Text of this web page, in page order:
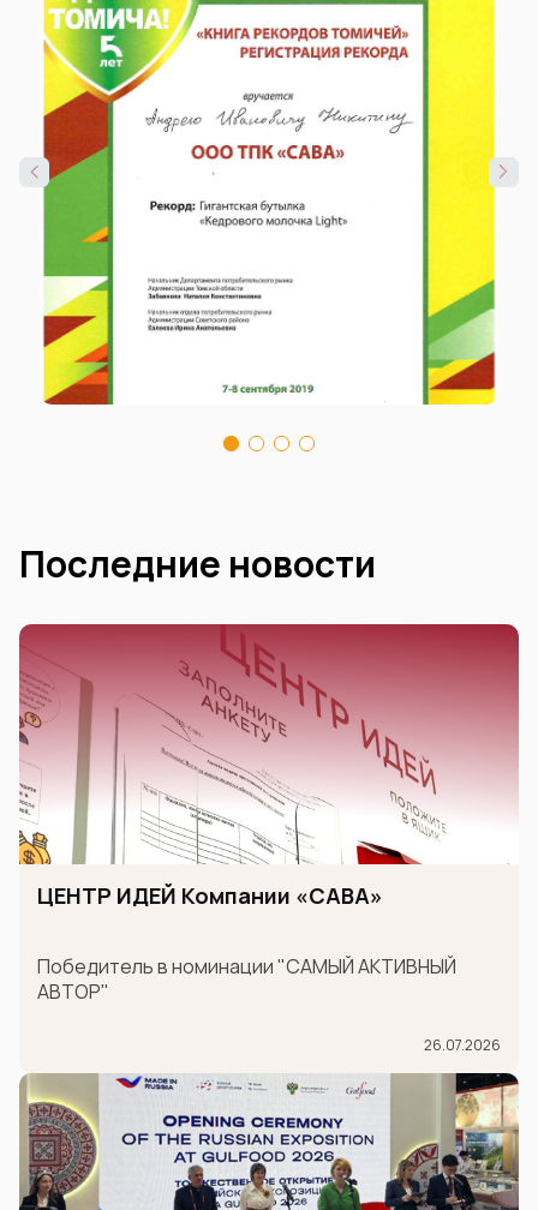
Последние новости
ЦЕНТР ИДЕЙ Компании «САВА»
Победитель в номинации "САМЫЙ АКТИВНЫЙ
АВТОР"
26.07.2026